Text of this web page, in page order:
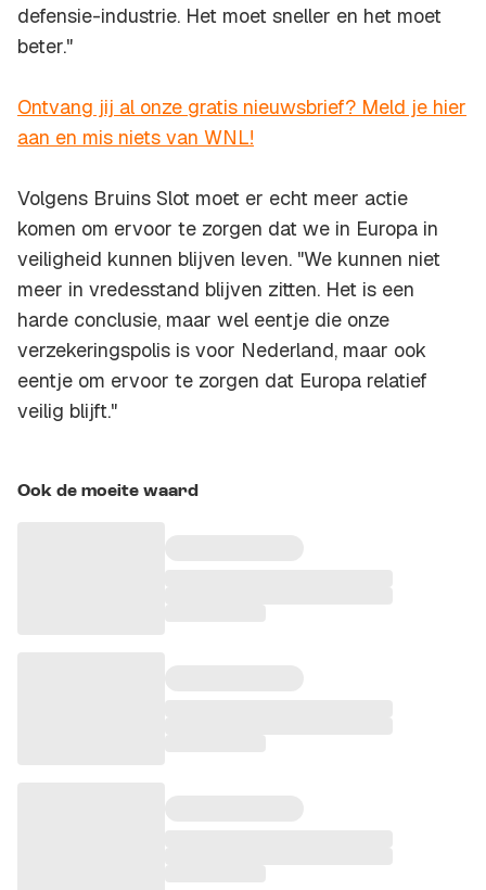
defensie-industrie. Het moet sneller en het moet
beter."
Ontvang jij al onze gratis nieuwsbrief? Meld je hier
aan en mis niets van WNL!
Volgens Bruins Slot moet er echt meer actie
komen om ervoor te zorgen dat we in Europa in
veiligheid kunnen blijven leven. "We kunnen niet
meer in vredesstand blijven zitten. Het is een
harde conclusie, maar wel eentje die onze
verzekeringspolis is voor Nederland, maar ook
eentje om ervoor te zorgen dat Europa relatief
veilig blijft."
Ook de moeite waard